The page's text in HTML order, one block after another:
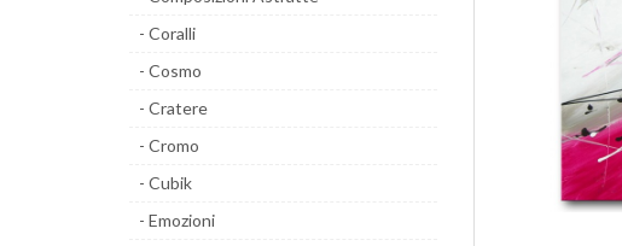
- Coralli
- Cosmo
- Cratere
- Cromo
- Cubik
- Emozioni